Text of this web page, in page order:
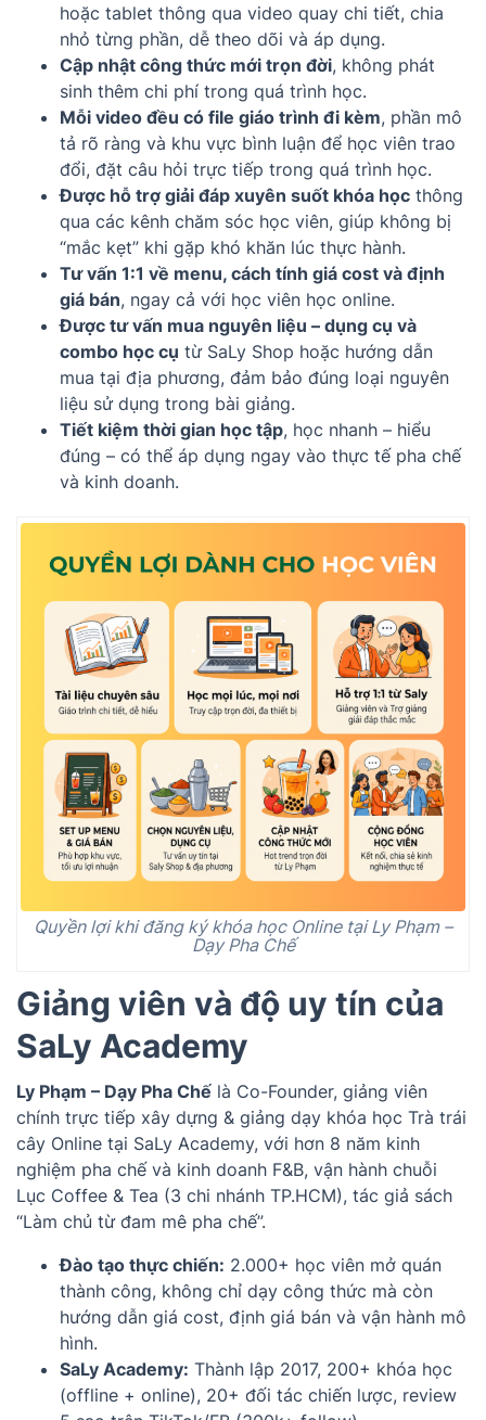
hoặc tablet thông qua video quay chi tiết, chia
nhỏ từng phần, dễ theo dõi và áp dụng.
Cập nhật công thức mới trọn đời, không phát
sinh thêm chi phí trong quá trình học.
Mỗi video đều có file giáo trình đi kèm, phần mô
tả rõ ràng và khu vực bình luận để học viên trao
đổi, đặt câu hỏi trực tiếp trong quá trình học.
Được hỗ trợ giải đáp xuyên suốt khóa học thông
qua các kênh chăm sóc học viên, giúp không bị
“mắc kẹt” khi gặp khó khăn lúc thực hành.
Tư vấn 1:1 về menu, cách tính giá cost và định
giá bán, ngay cả với học viên học online.
Được tư vấn mua nguyên liệu – dụng cụ và
combo học cụ từ SaLy Shop hoặc hướng dẫn
mua tại địa phương, đảm bảo đúng loại nguyên
liệu sử dụng trong bài giảng.
Tiết kiệm thời gian học tập, học nhanh – hiểu
đúng – có thể áp dụng ngay vào thực tế pha chế
và kinh doanh.
Quyền lợi khi đăng ký khóa học Online tại Ly Phạm –
Dạy Pha Chế
Giảng viên và độ uy tín của
SaLy Academy
Ly Phạm – Dạy Pha Chế là Co-Founder, giảng viên
chính trực tiếp xây dựng & giảng dạy khóa học Trà trái
cây Online tại SaLy Academy, với hơn 8 năm kinh
nghiệm pha chế và kinh doanh F&B, vận hành chuỗi
Lục Coffee & Tea (3 chi nhánh TP.HCM), tác giả sách
“Làm chủ từ đam mê pha chế”.
Đào tạo thực chiến: 2.000+ học viên mở quán
thành công, không chỉ dạy công thức mà còn
hướng dẫn giá cost, định giá bán và vận hành mô
hình.
SaLy Academy: Thành lập 2017, 200+ khóa học
(offline + online), 20+ đối tác chiến lược, review